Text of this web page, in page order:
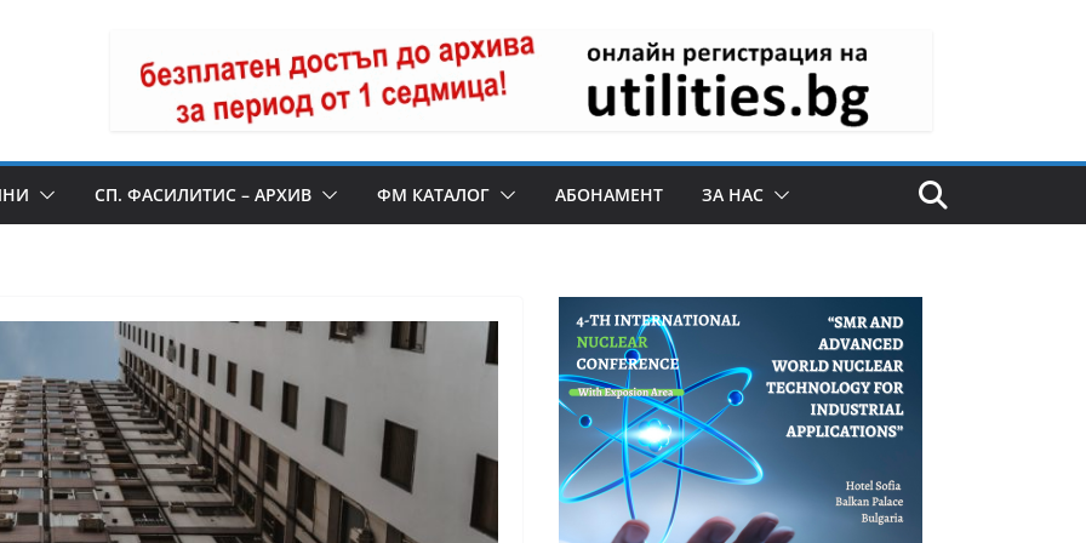
СП. ФАСИЛИТИС – АРХИВ ФМ КАТАЛОГ АБОНАМЕНТ ЗА НАС